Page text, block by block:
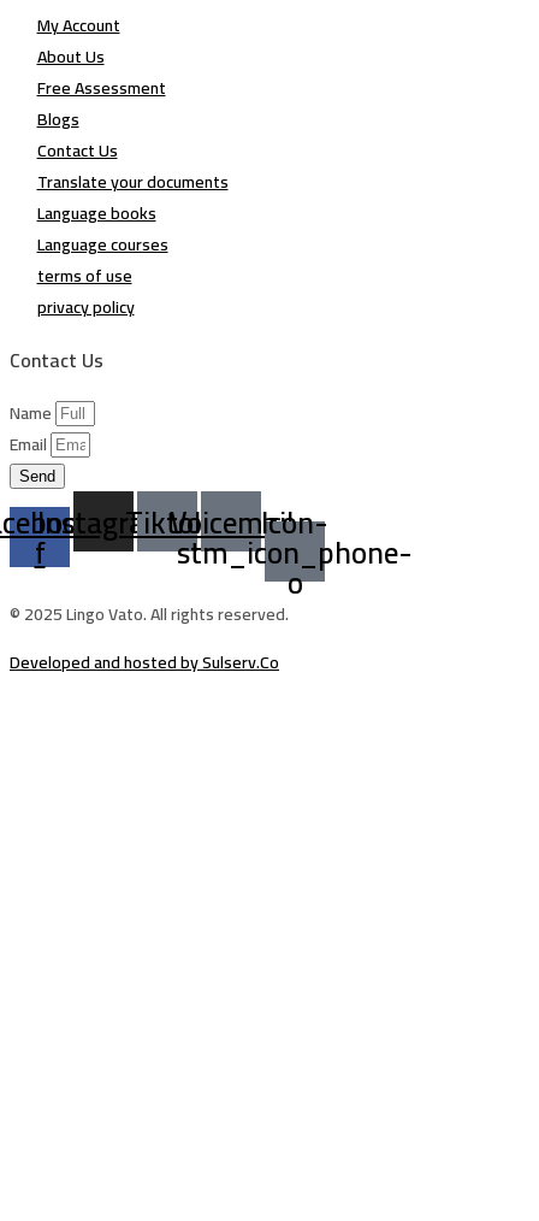
My Account
About Us
Free Assessment
Blogs
Contact Us
Translate your documents
Language books
Language courses
terms of use
privacy policy
Contact Us
Name
Email
Send
f
Instagram
TiktokVoicemailIcon-
stm_icon_phone-
o
© 2025 Lingo Vato. All rights reserved.
Developed and hosted by Sulserv.Co